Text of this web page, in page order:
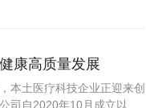
康高质量发展
本土医疗科技企业正迎来创
司自2020年10月成立以